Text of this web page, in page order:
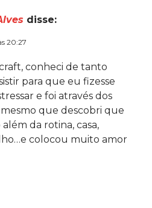
disse:
20:27
conheci de tanto
para que eu fizesse
e foi através dos
que descobri que
da rotina, casa,
colocou muito amor